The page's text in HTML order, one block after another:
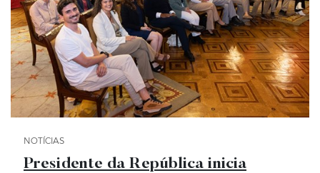
Categoria Notícias
NOTÍCIAS
Presidente da República inicia